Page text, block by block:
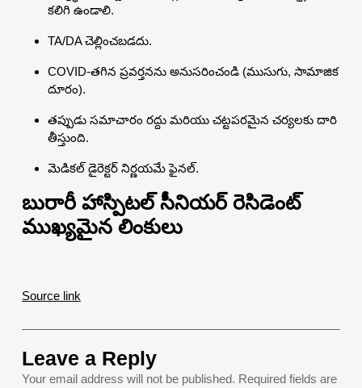
కలిగి ఉండాలి.
TA/DA చెల్లించబడదు.
COVID-తగిన ప్రవర్తనను అనుసరించండి (ముసుగు, సామాజిక
దూరం).
తప్పుడు సమాచారం రద్దు మరియు చట్టపరమైన చర్యలకు దారి
తీస్తుంది.
మెడికల్ డైరెక్టర్ నిర్ణయమే ఫైనల్.
బురారీ హాస్పిటల్ సీనియర్ రెసిడెంట్
ముఖ్యమైన లింకులు
Source link
Leave a Reply
Your email address will not be published. Required fields are